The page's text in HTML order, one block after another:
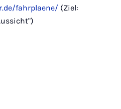
fahrplaene/ (Ziel: